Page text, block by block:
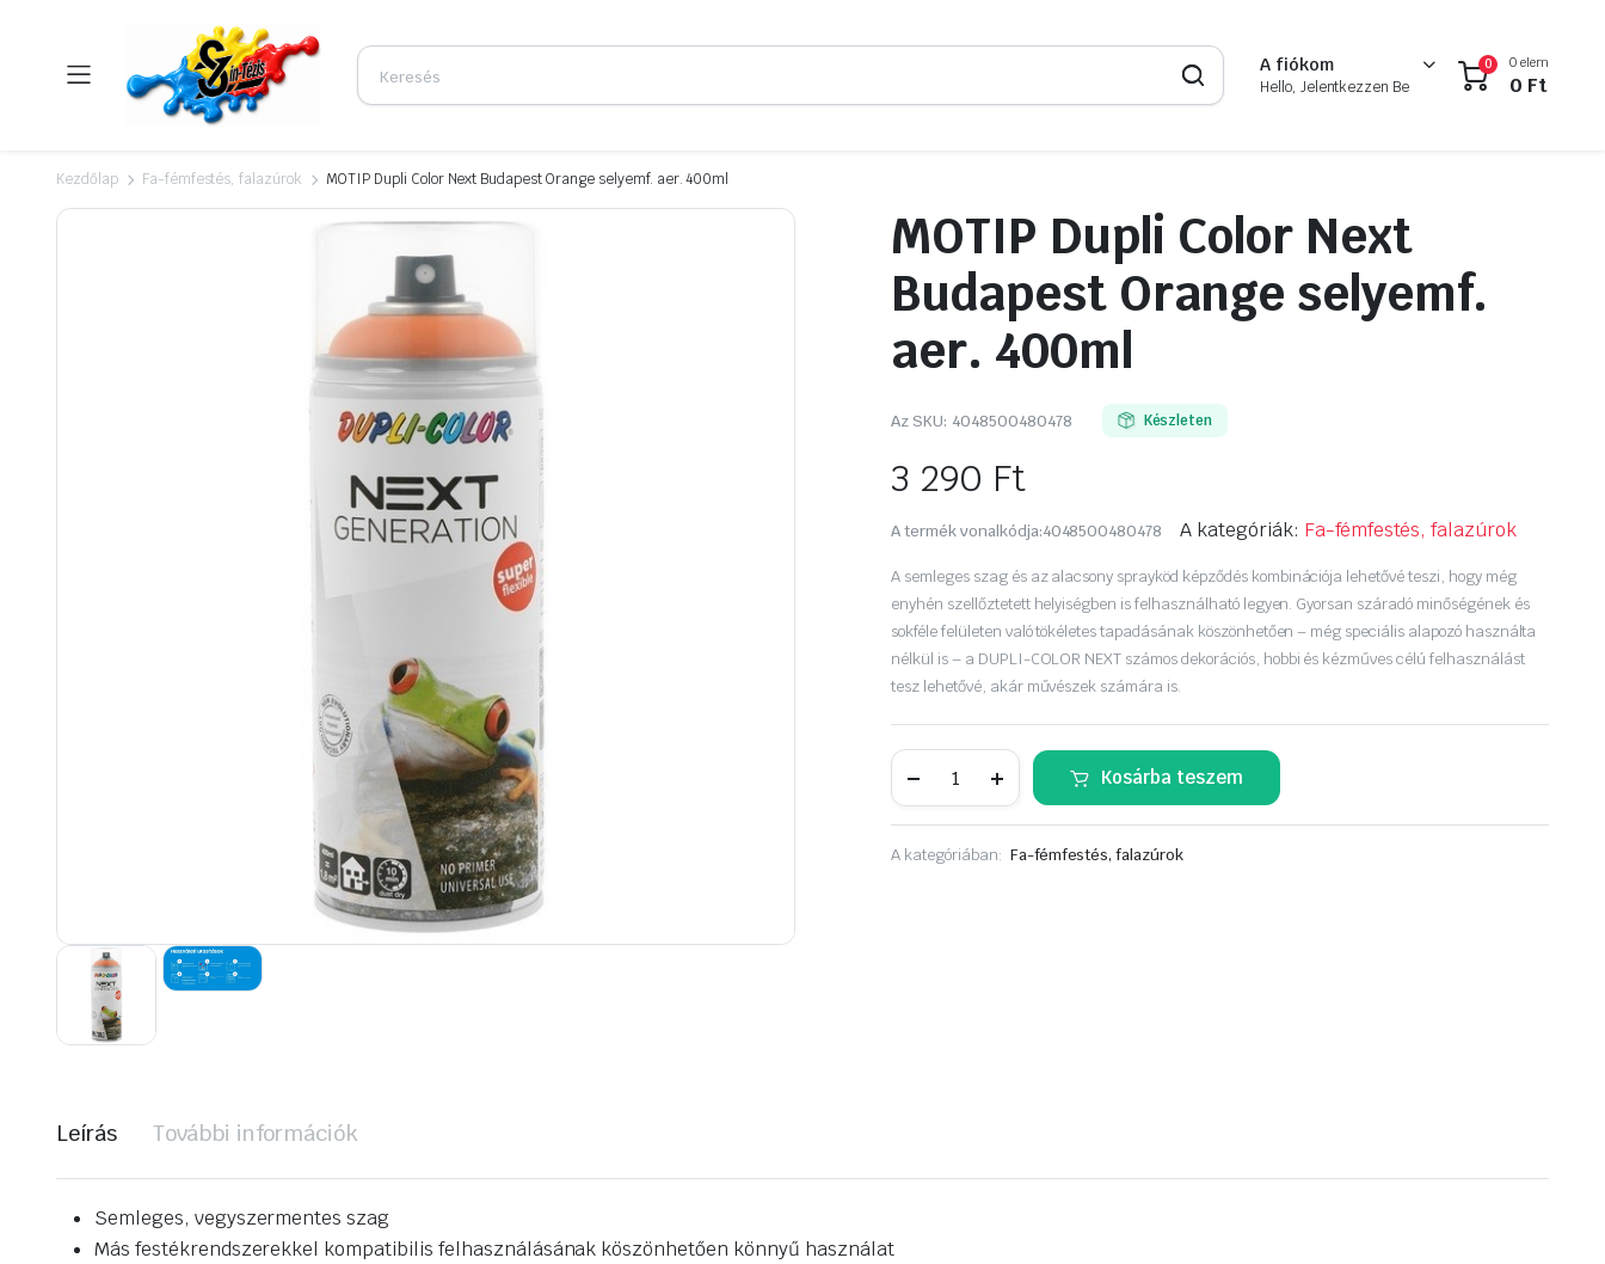
A fiókom
Hello, Jelentkezzen Be
0 0 elem
0 Ft
Kezdőlap Fa-fémfestés, falazúrok MOTIP Dupli Color Next Budapest Orange selyemf. aer. 400ml
MOTIP Dupli Color Next
Budapest Orange selyemf.
aer. 400ml
Az SKU: 4048500480478 Készleten
3 290 Ft
A termék vonalkódja:4048500480478 A kategóriák: Fa-fémfestés, falazúrok
A semleges szag és az alacsony sprayköd képződés kombinációja lehetővé teszi, hogy még
enyhén szellőztetett helyiségben is felhasználható legyen. Gyorsan száradó minőségének és
sokféle felületen való tökéletes tapadásának köszönhetően – még speciális alapozó használta
nélkül is – a DUPLI-COLOR NEXT számos dekorációs, hobbi és kézműves célú felhasználást
tesz lehetővé, akár művészek számára is.
Dupli
Next
Orange
Kosárba teszem
A kategóriában: Fa-fémfestés, falazúrok
Leírás További információk
Semleges, vegyszermentes szag
Más festékrendszerekkel kompatibilis felhasználásának köszönhetően könnyű használat